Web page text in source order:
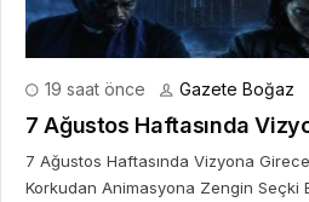
19 saat önce Gazete Boğaz
7 Ağustos Haftasında
7 Ağustos Haftasında Vizyona
Korkudan Animasyona Zengin Seçki